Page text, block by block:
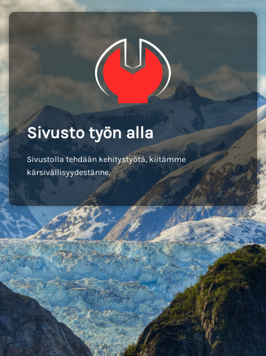
Sivusto työn alla
Sivustolla tehdään kehitystyötä, kiitämme
kärsivällisyydestänne.